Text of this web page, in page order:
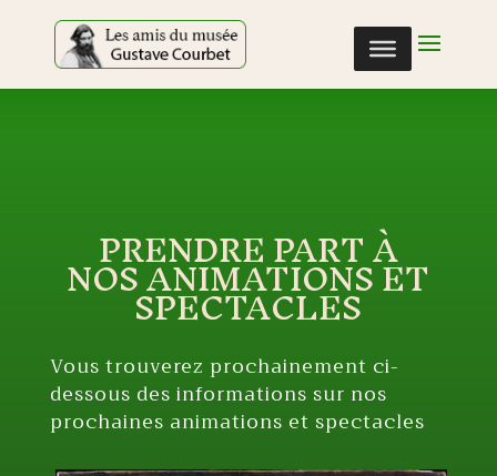
PRENDRE PART À
NOS ANIMATIONS ET
SPECTACLES
Vous trouverez prochainement ci-
dessous des informations sur nos
prochaines animations et spectacles